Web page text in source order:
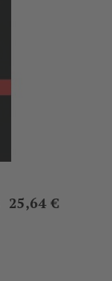
Prezzo
25,64 €